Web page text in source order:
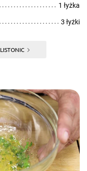
1 łyżka
3 łyżki
LISTONIC